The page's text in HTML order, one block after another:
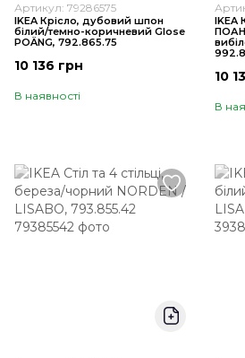
Артикул: 79286575
IKEA Крісло, дубовий шпон
білий/темно-коричневий Glose
POÄNG, 792.865.75
10 136 грн
В наявності
IKEA
10
В